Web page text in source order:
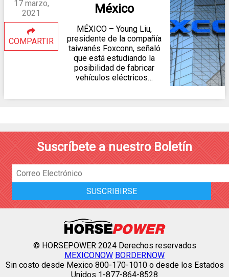
17 marzo,
2021
COMPARTIR
México
MÉXICO – Young Liu,
presidente de la compañía
taiwanés Foxconn, señaló
que está estudiando la
posibilidad de fabricar
vehículos eléctricos…
Suscríbete a nuestro Boletín
© HORSEPOWER 2024 Derechos reservados
MEXICONOW BORDERNOW
Sin costo desde Mexico 800-170-1010 o desde los Estados
Unidos 1-877-864-8528